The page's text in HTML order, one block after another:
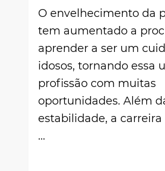
O envelhecimento da
tem aumentado a
aprender a ser um
idosos, tornando essa
profissão com muitas
oportunidades. Além
estabilidade, a
…